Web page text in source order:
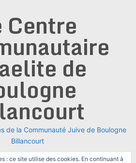
Centre
de
de la Communauté Juive de Boulogne
Billancourt
: ce site utilise des cookies. En continuant à